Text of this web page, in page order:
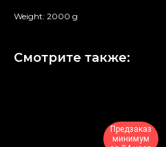
Weight: 2000 g
Смотрите также:
Предзаказ
минимум